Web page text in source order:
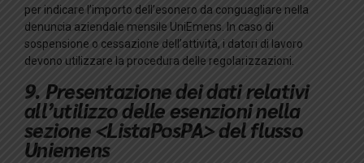
per indicare l’importo dell’esonero da conguagliare nella
denuncia aziendale mensile UniEmens. In caso di
sospensione o cessazione dell’attività, i datori di lavoro
devono utilizzare la procedura delle regolarizzazioni.
9. Presentazione dei dati relativi
all’utilizzo delle esenzioni nella
sezione <ListaPosPA> del flusso
Uniemens